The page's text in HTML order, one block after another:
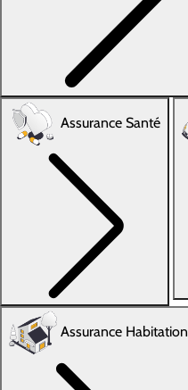
Assurance Santé
Assurance Habitation